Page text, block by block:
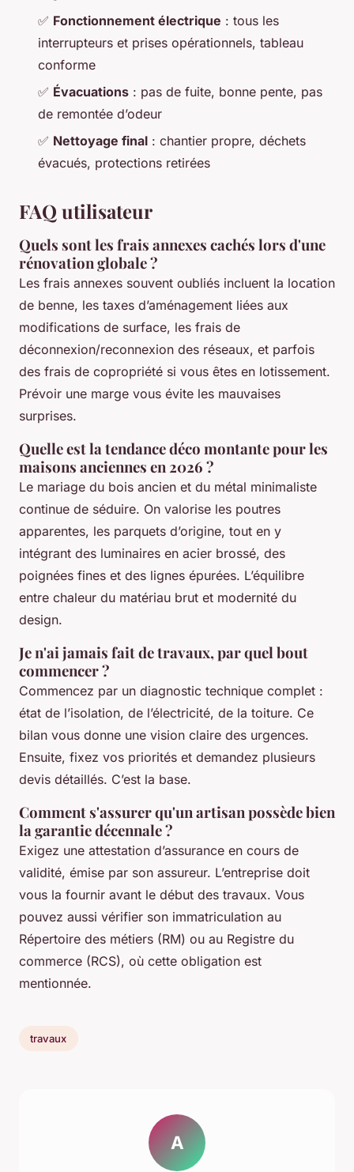
✅ Fonctionnement électrique : tous les
interrupteurs et prises opérationnels, tableau
conforme
✅ Évacuations : pas de fuite, bonne pente, pas
de remontée d’odeur
✅ Nettoyage final : chantier propre, déchets
évacués, protections retirées
FAQ utilisateur
Quels sont les frais annexes cachés lors d'une
rénovation globale ?
Les frais annexes souvent oubliés incluent la location
de benne, les taxes d’aménagement liées aux
modifications de surface, les frais de
déconnexion/reconnexion des réseaux, et parfois
des frais de copropriété si vous êtes en lotissement.
Prévoir une marge vous évite les mauvaises
surprises.
Quelle est la tendance déco montante pour les
maisons anciennes en 2026 ?
Le mariage du bois ancien et du métal minimaliste
continue de séduire. On valorise les poutres
apparentes, les parquets d’origine, tout en y
intégrant des luminaires en acier brossé, des
poignées fines et des lignes épurées. L’équilibre
entre chaleur du matériau brut et modernité du
design.
Je n'ai jamais fait de travaux, par quel bout
commencer ?
Commencez par un diagnostic technique complet :
état de l’isolation, de l’électricité, de la toiture. Ce
bilan vous donne une vision claire des urgences.
Ensuite, fixez vos priorités et demandez plusieurs
devis détaillés. C’est la base.
Comment s'assurer qu'un artisan possède bien
la garantie décennale ?
Exigez une attestation d’assurance en cours de
validité, émise par son assureur. L’entreprise doit
vous la fournir avant le début des travaux. Vous
pouvez aussi vérifier son immatriculation au
Répertoire des métiers (RM) ou au Registre du
commerce (RCS), où cette obligation est
mentionnée.
travaux
A